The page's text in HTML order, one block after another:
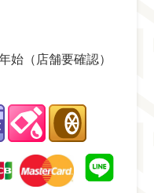
始（店舗要確認）